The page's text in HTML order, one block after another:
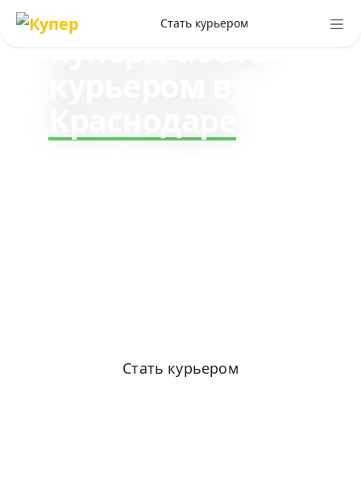
Стать курьером
клиентам
Стать курьером